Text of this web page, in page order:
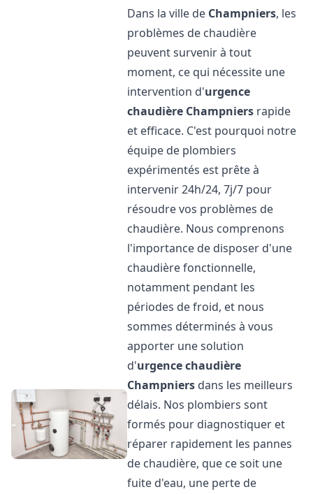
Dans la ville de Champniers, les
problèmes de chaudière
peuvent survenir à tout
moment, ce qui nécessite une
intervention d'urgence
chaudière Champniers rapide
et efficace. C'est pourquoi notre
équipe de plombiers
expérimentés est prête à
intervenir 24h/24, 7j/7 pour
résoudre vos problèmes de
chaudière. Nous comprenons
l'importance de disposer d'une
chaudière fonctionnelle,
notamment pendant les
périodes de froid, et nous
sommes déterminés à vous
apporter une solution
d'urgence chaudière
Champniers dans les meilleurs
délais. Nos plombiers sont
formés pour diagnostiquer et
réparer rapidement les pannes
de chaudière, que ce soit une
fuite d'eau, une perte de